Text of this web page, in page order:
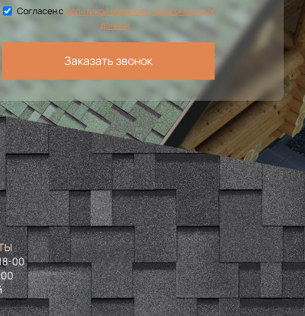
Согласен сПолитикой обработки персональных
данных
Заказать звонок
00